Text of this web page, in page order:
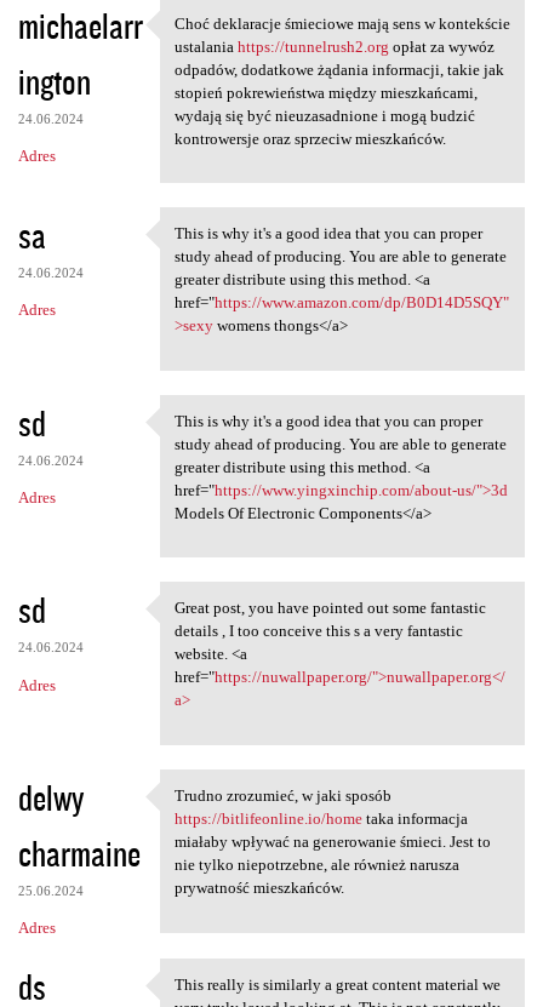
michaelarr
ington
24.06.2024
Adres
Choć deklaracje śmieciowe
Choć deklaracje śmieciowe mają sens w kontekście
ustalania https://tunnelrush2.org opłat za wywóz
odpadów, dodatkowe żądania informacji, takie jak
stopień pokrewieństwa między mieszkańcami,
wydają się być nieuzasadnione i mogą budzić
kontrowersje oraz sprzeciw mieszkańców.
sa
24.06.2024
Adres
This is why it's a good idea
This is why it's a good idea that you can proper
study ahead of producing. You are able to generate
greater distribute using this method. <a
href="https://www.amazon.com/dp/B0D14D5SQY"
>sexywomens thongs</a>
sd
24.06.2024
Adres
This is why it's a good idea
This is why it's a good idea that you can proper
study ahead of producing. You are able to generate
greater distribute using this method. <a
href="https://www.yingxinchip.com/about-us/">3d
Models Of Electronic Components</a>
sd
24.06.2024
Adres
Great post, you have pointed
Great post, you have pointed out some fantastic
details , I too conceive this s a very fantastic
website. <a
href="https://nuwallpaper.org/">nuwallpaper.org</
a>
delwy
charmaine
25.06.2024
Adres
Trudno zrozumieć, w jaki
Trudno zrozumieć, w jaki sposób
https://bitlifeonline.io/hometaka informacja
miałaby wpływać na generowanie śmieci. Jest to
nie tylko niepotrzebne, ale również narusza
prywatność mieszkańców.
ds
This really is similarly a great content material we